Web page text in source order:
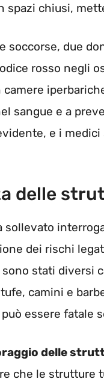
spazi chiusi,
soccorse, due
rosso negli
sangue e a
e i
delle
sollevato
dei rischi
stati diversi
camini e
essere fatale
delle
che le strutture